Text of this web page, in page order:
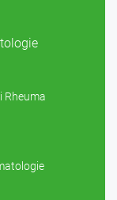
Rheuma